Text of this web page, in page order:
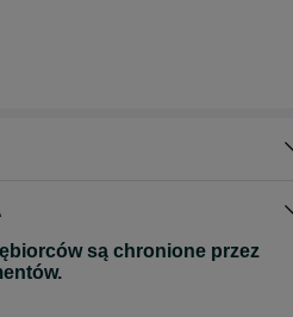
są chronione przez